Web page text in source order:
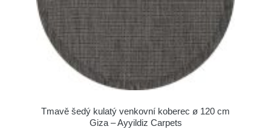
Tmavě šedý kulatý venkovní koberec ø 120 cm
Giza – Ayyildiz Carpets